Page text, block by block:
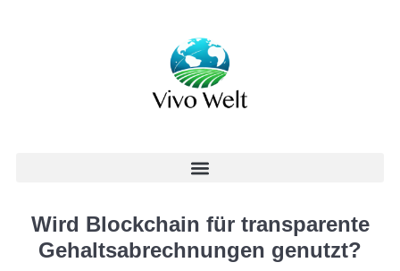
Wird Blockchain für transparente
Gehaltsabrechnungen genutzt?